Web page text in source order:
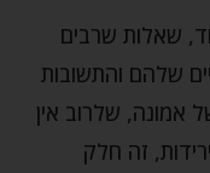
שאלות שרבים
שלהם והתשובות
אמונה, שלרוב אין
זה חלק